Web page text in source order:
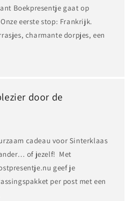
Boekpresentje gaat op
eerste stop: Frankrijk.
charmante dorpjes, een
door de
cadeau voor Sinterklaas
of jezelf! Met
geef je
per post met een